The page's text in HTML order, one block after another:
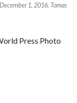
1, 2016. Tomas
Press Photo